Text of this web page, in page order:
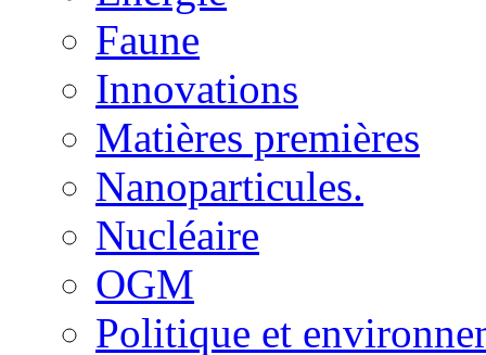
Faune
Innovations
Matières premières
Nanoparticules.
Nucléaire
OGM
Politique et